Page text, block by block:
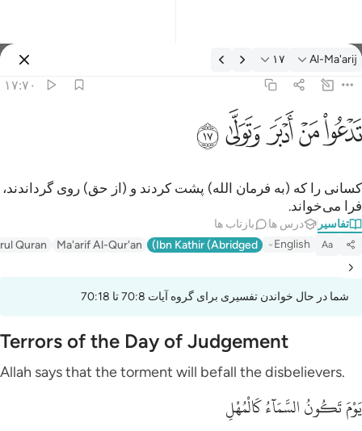
تفسیر: Al-Ma'arij ۱۷:۷۰
Al-Ma'arij ۱۷
۱۷:۷۰
تدعو من ادبر وتولى ١٧
تَدْعُوا۟ مَنْ أَدْبَرَ وَتَوَلَّىٰ ١٧
ﱢﱣﱤﱥﱦ
کسانی را که (به فرمان الله) پشت کردند و (از حق) روی گرداندند،
فرا می‌خواند.
تفاسیر درس ها بازتاب ها
Aa
English
Ibn Kathir (Abridged)
Ma'arif Al-Qur'an
Quran
شما در حال خواندن تفسیری برای گروه آیات 70:8 تا 70:18
Terrors of the Day of Judgement
Allah says that the torment will befall the disbelievers.
يَوْمَ تَكُونُ السَّمَآءُ كَالْمُهْلِ